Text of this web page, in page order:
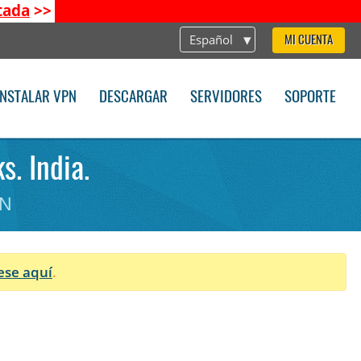
>>
Español MI CUENTA
INSTALAR VPN DESCARGAR SERVIDORES SOPORTE
India.
aquí.